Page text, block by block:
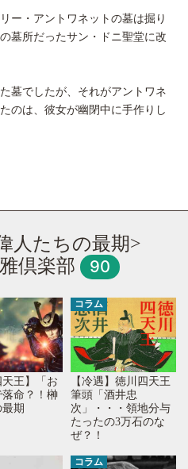
ー・アントワネットの墓は掘り
墓所だったサン・ドニ聖堂に改
墓でしたが、それがアントワネ
のは、彼女が幽閉中に手作りし
人たちの最期>
倶楽部
90
天王】「お
落命？！榊
期
コラム
【冷遇】徳川四天王
筆頭「酒井忠
次」・・・領地分与
たったの3万石のな
ぜ？！
コラム